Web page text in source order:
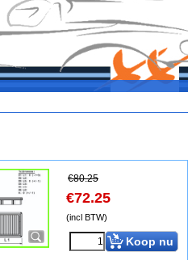
€80.25
€72.25
(incl BTW)
Koop nu